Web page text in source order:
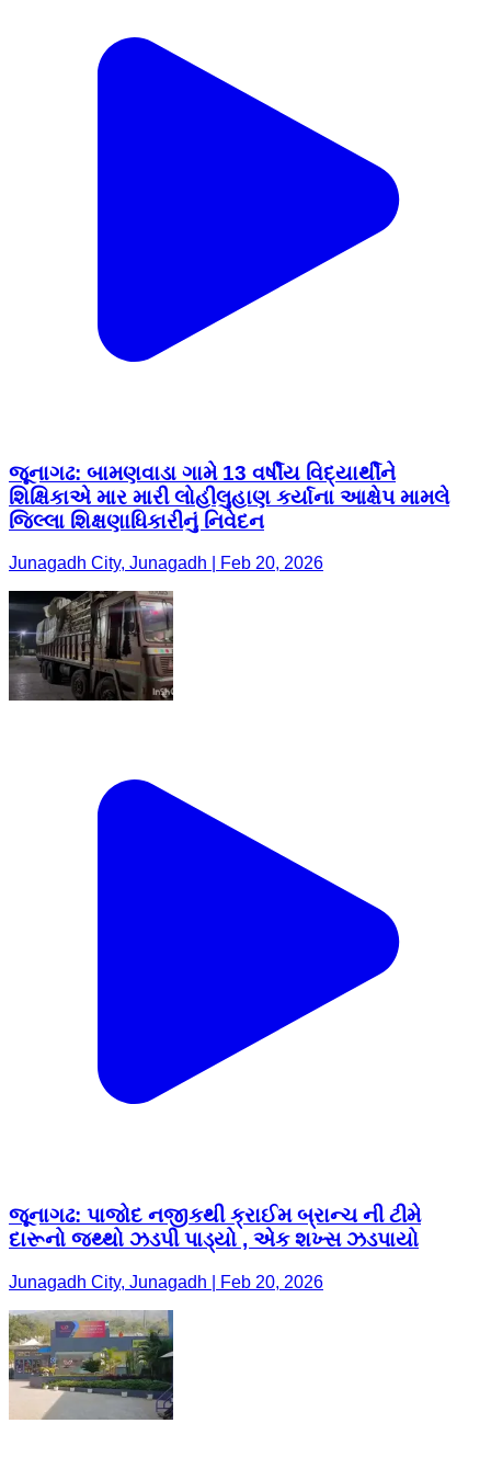
જૂનાગઢ: બામણવાડા ગામે 13 વર્ષીય વિદ્યાર્થીને
શિક્ષિકાએ માર મારી લોહીલુહાણ કર્યાના આક્ષેપ મામલે
જિલ્લા શિક્ષણાધિકારીનું નિવેદન
Junagadh City, Junagadh | Feb 20, 2026
જૂનાગઢ: પાજોદ નજીકથી ક્રાઈમ બ્રાન્ચ ની ટીમે
દારૂનો જથ્થો ઝડપી પાડ્યો , એક શખ્સ ઝડપાયો
Junagadh City, Junagadh | Feb 20, 2026